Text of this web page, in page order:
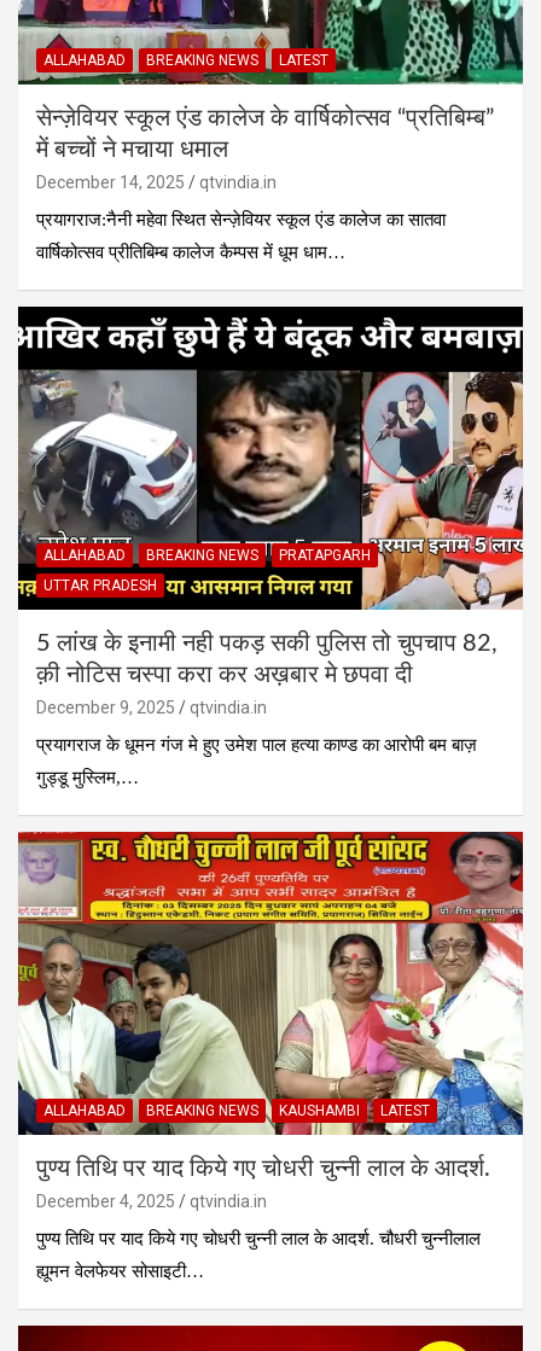
ALLAHABAD BREAKING NEWS LATEST
सेन्ज़ेवियर स्कूल एंड कालेज के वार्षिकोत्सव “प्रतिबिम्ब”
में बच्चों ने मचाया धमाल
December 14, 2025
qtvindia.in
प्रयागराज:नैनी महेवा स्थित सेन्ज़ेवियर स्कूल एंड कालेज का सातवा
वार्षिकोत्सव प्रीतिबिम्ब कालेज कैम्पस में धूम धाम…
ALLAHABAD BREAKING NEWS
PRATAPGARH
UTTAR PRADESH
5 लांख के इनामी नही पकड़ सकी पुलिस तो चुपचाप 82,
क़ी नोटिस चस्पा करा कर अख़बार मे छपवा दी
December 9, 2025
qtvindia.in
प्रयागराज के धूमन गंज मे हुए उमेश पाल हत्या काण्ड का आरोपी बम बाज़
गुड्डू मुस्लिम,…
ALLAHABAD BREAKING NEWS KAUSHAMBI LATEST
पुण्य तिथि पर याद किये गए चोधरी चुन्नी लाल के आदर्श.
December 4, 2025
qtvindia.in
पुण्य तिथि पर याद किये गए चोधरी चुन्नी लाल के आदर्श. चौधरी चुन्नीलाल
ह्यूमन वेलफेयर सोसाइटी…